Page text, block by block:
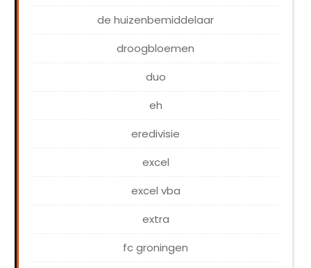
de huizenbemiddelaar
droogbloemen
duo
eh
eredivisie
excel
excel vba
extra
fc groningen